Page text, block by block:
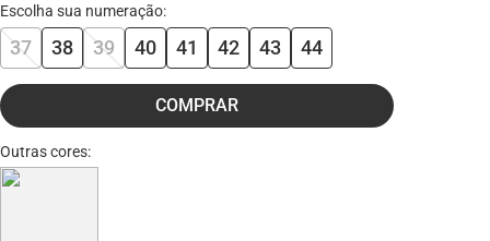
37 38 39 40 41 42 43 44
COMPRAR